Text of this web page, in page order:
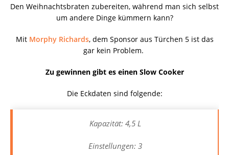
Den Weihnachtsbraten zubereiten, während man sich selbst
um andere Dinge kümmern kann?
Mit Morphy Richards, dem Sponsor aus Türchen 5 ist das
gar kein Problem.
Zu gewinnen gibt es einen Slow Cooker
Die Eckdaten sind folgende:
Kapazität: 4,5 L
Einstellungen: 3